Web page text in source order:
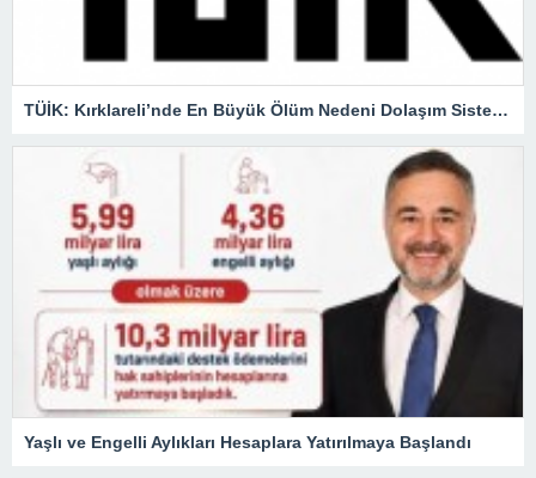
TÜİK: Kırklareli’nde En Büyük Ölüm Nedeni Dolaşım Sistemi Hastalıkları
Yaşlı ve Engelli Aylıkları Hesaplara Yatırılmaya Başlandı